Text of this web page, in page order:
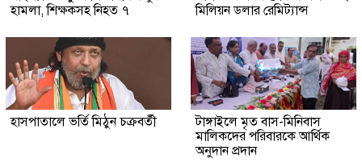
হামলা, শিক্ষকসহ নিহত ৭
মিলিয়ন ডলার রেমিট্যান্স
হাসপাতালে ভর্তি মিঠুন চক্রবর্তী
টাঙ্গাইলে মৃত বাস-মিনিবাস
মালিকদের পরিবারকে আর্থিক
অনুদান প্রদান